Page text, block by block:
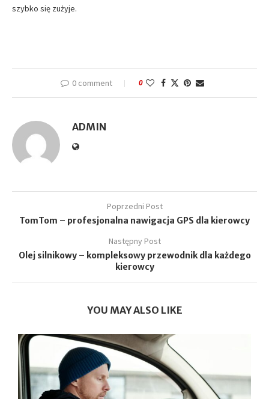
szybko się zużyje.
0 comment 0
ADMIN
Poprzedni Post
TomTom – profesjonalna nawigacja GPS dla kierowcy
Następny Post
Olej silnikowy – kompleksowy przewodnik dla każdego
kierowcy
YOU MAY ALSO LIKE